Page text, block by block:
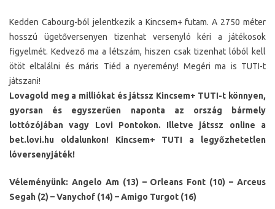
Kedden Cabourg-ból jelentkezik a Kincsem+ futam. A 2750 méter
hosszú ügetőversenyen tizenhat versenyló kéri a játékosok
figyelmét. Kedvező ma a létszám, hiszen csak tizenhat lóból kell
ötöt eltalálni és máris Tiéd a nyeremény! Megéri ma is TUTI-t
játszani!
Lovagold meg a milliókat és játssz Kincsem+ TUTI-t könnyen,
gyorsan és egyszerűen naponta az ország bármely
lottózójában vagy Lovi Pontokon. Illetve játssz online a
bet.lovi.hu oldalunkon! Kincsem+ TUTI a legyőzhetetlen
lóversenyjáték!
Véleményünk: Angelo Am (13) – Orleans Font (10) – Arceus
Segah (2) – Vanychof (14) – Amigo Turgot (16)